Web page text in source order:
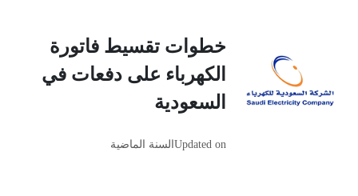
خطوات تقسيط فاتورة
الكهرباء على دفعات في
السعودية
Updated onالسنة الماضية